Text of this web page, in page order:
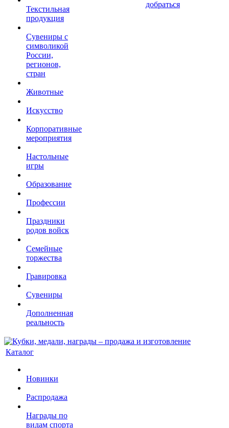
Текстильная
продукция
Сувениры с
символикой
России,
регионов,
стран
Животные
Искусство
Корпоративные
мероприятия
Настольные
игры
Образование
Профессии
Праздники
родов войск
Семейные
торжества
Гравировка
Сувениры
Дополненная
реальность
добраться
Каталог
Новинки
Распродажа
Награды по
видам спорта